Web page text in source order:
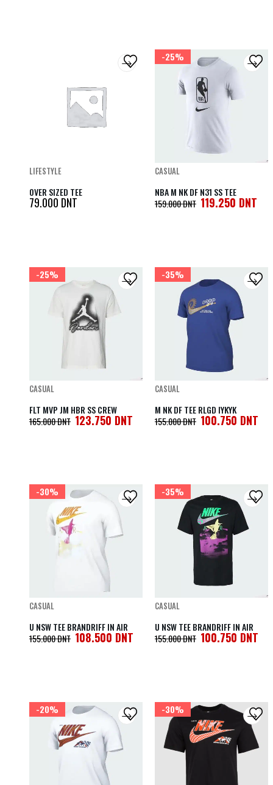
LIFESTYLE
OVER SIZED TEE
79.000 DNT
-25%
CASUAL
NBA M NK DF N31 SS TEE
159.000DNT 119.250 DNT
-25%
CASUAL
FLT MVP JM HBR SS CREW
165.000DNT 123.750 DNT
-35%
CASUAL
M NK DF TEE RLGD IYKYK
155.000DNT 100.750 DNT
-30%
CASUAL
U NSW TEE BRANDRIFF IN AIR
155.000DNT 108.500 DNT
-35%
CASUAL
U NSW TEE BRANDRIFF IN AIR
155.000DNT 100.750 DNT
-20% -30%